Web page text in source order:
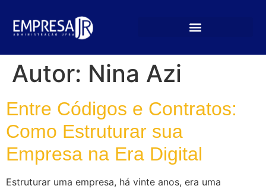
Autor: Nina Azi
Entre Códigos e Contratos:
Como Estruturar sua
Empresa na Era Digital
Estruturar uma empresa, há vinte anos, era uma